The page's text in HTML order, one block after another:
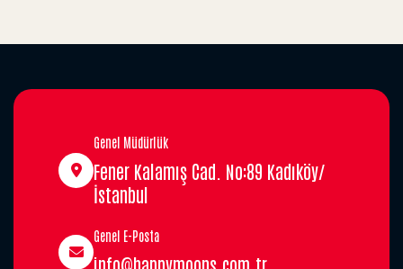
Genel Müdürlük
Fener Kalamış Cad. No:89 Kadıköy/
İstanbul
Genel E-Posta